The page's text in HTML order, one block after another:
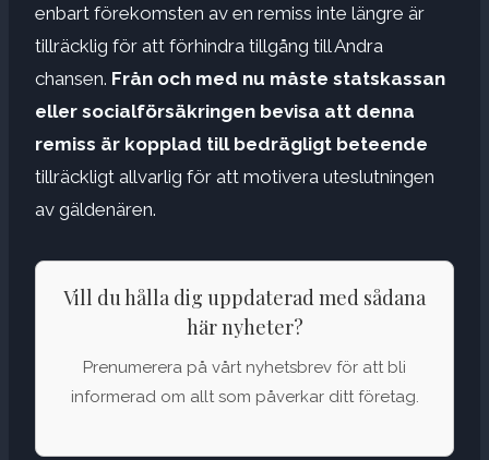
enbart förekomsten av en remiss inte längre är
tillräcklig för att förhindra tillgång till Andra
chansen. Från och med nu måste statskassan
eller socialförsäkringen bevisa att denna
remiss är kopplad till bedrägligt beteende
tillräckligt allvarlig för att motivera uteslutningen
av gäldenären.
Vill du hålla dig uppdaterad med sådana
här nyheter?
Prenumerera på vårt nyhetsbrev för att bli
informerad om allt som påverkar ditt företag.